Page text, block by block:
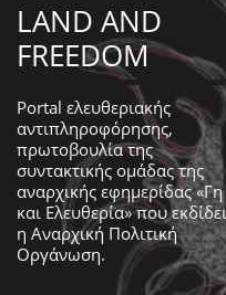
LAND AND
FREEDOM
Portal ελευθεριακής
αντιπληροφόρησης,
πρωτοβουλία της
συντακτικής ομάδας της
αναρχικής εφημερίδας «Γη
και Ελευθερία» που εκδίδει
η Αναρχική Πολιτική
Οργάνωση.